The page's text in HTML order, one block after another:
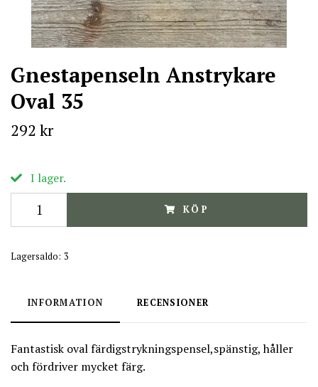
Gnestapenseln Anstrykare
Oval 35
292 kr
I lager.
KÖP
Lagersaldo: 3
INFORMATION RECENSIONER
Fantastisk oval färdigstrykningspensel,spänstig, håller
och fördriver mycket färg.